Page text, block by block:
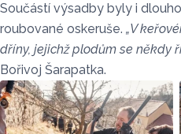
Součástí výsadby byly i
roubované oskeruše. „V
dříny, jejichž plodům se někdy
Bořivoj Šarapatka.